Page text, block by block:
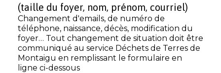
(taille du foyer, nom, prénom, courriel)
Changement d'emails, de numéro de
téléphone, naissance, décès, modification du
foyer… Tout changement de situation doit être
communiqué au service Déchets de Terres de
Montaigu en remplissant le formulaire en
ligne ci-dessous